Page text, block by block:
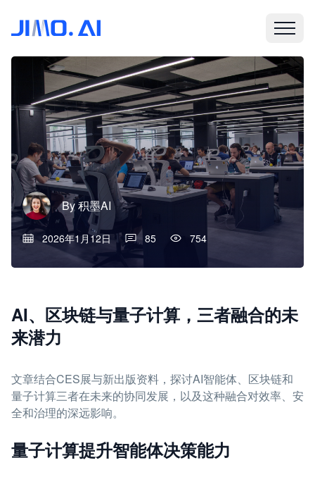
By积墨AI
2026年1月12日 85 754
AI、区块链与量子计算，三者融合的未
来潜力
文章结合CES展与新出版资料，探讨AI智能体、区块链和
量子计算三者在未来的协同发展，以及这种融合对效率、安
全和治理的深远影响。
量子计算提升智能体决策能力